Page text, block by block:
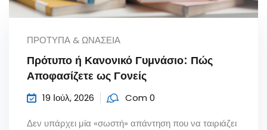
ΠΡΌΤΥΠΑ & ΩΝΆΣΕΙΑ
Πρότυπο ή Κανονικό Γυμνάσιο: Πώς
Αποφασίζετε ως Γονείς
19 Ιούλ, 2026 Com 0
Δεν υπάρχει μία «σωστή» απάντηση που να ταιριάζει